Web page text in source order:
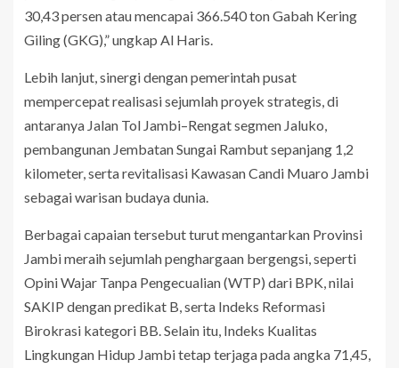
30,43 persen atau mencapai 366.540 ton Gabah Kering
Giling (GKG),” ungkap Al Haris.
Lebih lanjut, sinergi dengan pemerintah pusat
mempercepat realisasi sejumlah proyek strategis, di
antaranya Jalan Tol Jambi–Rengat segmen Jaluko,
pembangunan Jembatan Sungai Rambut sepanjang 1,2
kilometer, serta revitalisasi Kawasan Candi Muaro Jambi
sebagai warisan budaya dunia.
Berbagai capaian tersebut turut mengantarkan Provinsi
Jambi meraih sejumlah penghargaan bergengsi, seperti
Opini Wajar Tanpa Pengecualian (WTP) dari BPK, nilai
SAKIP dengan predikat B, serta Indeks Reformasi
Birokrasi kategori BB. Selain itu, Indeks Kualitas
Lingkungan Hidup Jambi tetap terjaga pada angka 71,45,